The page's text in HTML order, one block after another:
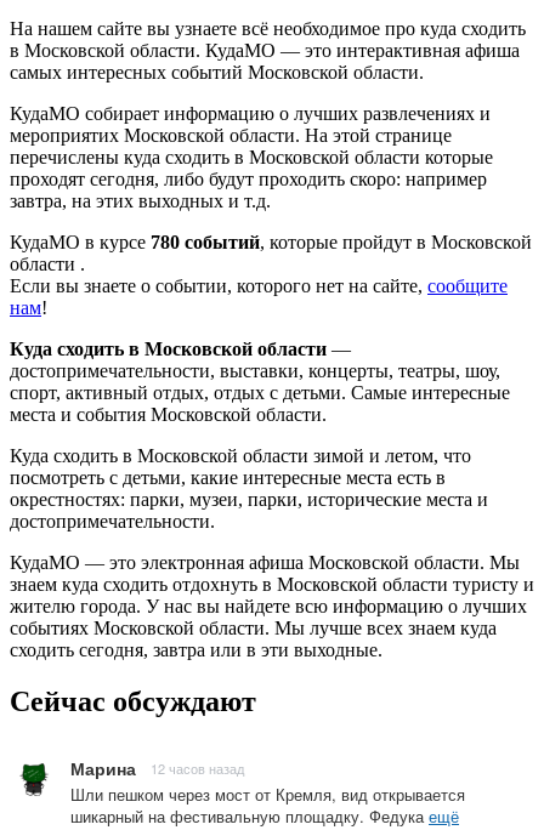
На нашем сайте вы узнаете всё необходимое про куда сходить
в Московской области. КудаМО — это интерактивная афиша
самых интересных событий Московской области.
КудаМО собирает информацию о лучших развлечениях и
мероприятих Московской области. На этой странице
перечислены куда сходить в Московской области которые
проходят сегодня, либо будут проходить скоро: например
завтра, на этих выходных и т.д.
КудаМО в курсе 780 событий, которые пройдут в Московской
области .
Если вы знаете о событии, которого нет на сайте, сообщите
нам!
Куда сходить в Московской области —
достопримечательности, выставки, концерты, театры, шоу,
спорт, активный отдых, отдых с детьми. Самые интересные
места и события Московской области.
Куда сходить в Московской области зимой и летом, что
посмотреть с детьми, какие интересные места есть в
окрестностях: парки, музеи, парки, исторические места и
достопримечательности.
КудаМО — это электронная афиша Московской области. Мы
знаем куда сходить отдохнуть в Московской области туристу и
жителю города. У нас вы найдете всю информацию о лучших
событиях Московской области. Мы лучше всех знаем куда
сходить сегодня, завтра или в эти выходные.
Сейчас обсуждают
Марина 12 часов назад
Шли пешком через мост от Кремля, вид открывается
шикарный на фестивальную площадку. Федукаещё